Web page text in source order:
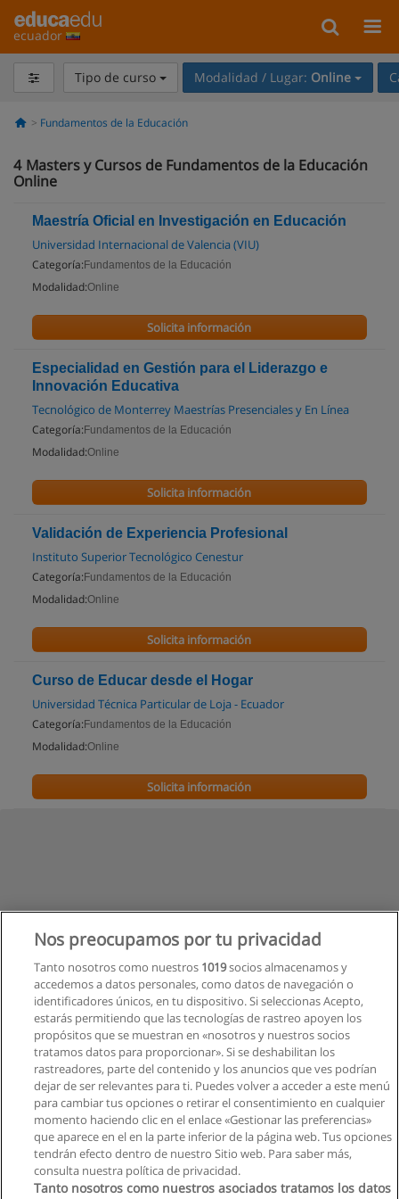
ecuador
Tipo de curso Modalidad / Lugar: Online
Fundamentos de la Educación
4 Masters y Cursos de Fundamentos de la Educación
Online
Maestría Oficial en Investigación en Educación
Universidad Internacional de Valencia (VIU)
Categoría: Fundamentos de la Educación
Modalidad:Online
Solicita información
Especialidad en Gestión para el Liderazgo e
Innovación Educativa
Tecnológico de Monterrey Maestrías Presenciales y En Línea
Categoría: Fundamentos de la Educación
Modalidad:Online
Solicita información
Validación de Experiencia Profesional
Instituto Superior Tecnológico Cenestur
Categoría: Fundamentos de la Educación
Modalidad:Online
Solicita información
Curso de Educar desde el Hogar
Universidad Técnica Particular de Loja - Ecuador
Categoría: Fundamentos de la Educación
Modalidad:Online
Solicita información
Nos preocupamos por tu privacidad
Tanto nosotros como nuestros 1019socios almacenamos y
accedemos a datos personales, como datos de navegación o
identificadores únicos, en tu dispositivo. Si seleccionas Acepto,
estarás permitiendo que las tecnologías de rastreo apoyen los
propósitos que se muestran en «nosotros y nuestros socios
tratamos datos para proporcionar». Si se deshabilitan los
rastreadores, parte del contenido y los anuncios que ves podrían
dejar de ser relevantes para ti. Puedes volver a acceder a este menú
para cambiar tus opciones o retirar el consentimiento en cualquier
momento haciendo clic en el enlace «Gestionar las preferencias»
que aparece en el en la parte inferior de la página web. Tus opciones
tendrán efecto dentro de nuestro Sitio web. Para saber más,
consulta nuestra política de privacidad.
Tanto nosotros como nuestros asociados tratamos los datos